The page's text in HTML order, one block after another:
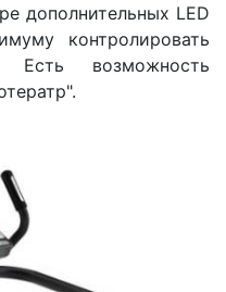
дополнительных LED
контролировать
Есть возможность